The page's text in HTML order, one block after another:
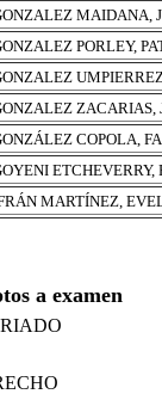
MAIDANA,
PORLEY,
ZACARIAS,
COPOLA,
ETCHEVERRY,
MARTÍNEZ,
a examen